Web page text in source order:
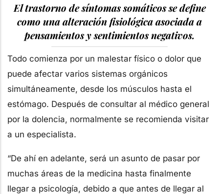
El trastorno de síntomas somáticos se define
como una alteración fisiológica asociada a
pensamientos y sentimientos negativos.
Todo comienza por un malestar físico o dolor que
puede afectar varios sistemas orgánicos
simultáneamente, desde los músculos hasta el
estómago. Después de consultar al médico general
por la dolencia, normalmente se recomienda visitar
a un especialista.
“De ahí en adelante, será un asunto de pasar por
muchas áreas de la medicina hasta finalmente
llegar a psicología, debido a que antes de llegar al